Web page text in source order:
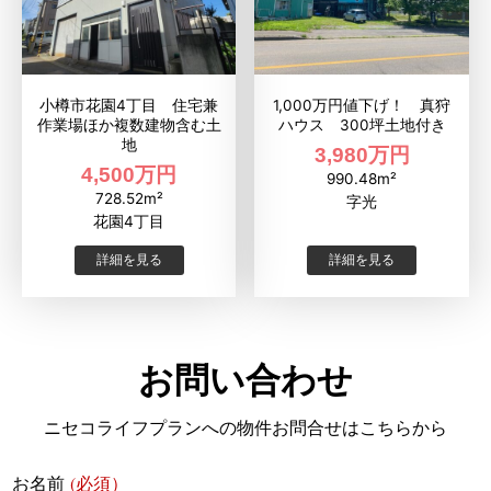
小樽市花園4丁目 住宅兼
作業場ほか複数建物含む土
地
4,500万円
728.52m²
花園4丁目
詳細を見る
1,000万円値下げ！ 真狩
ハウス 300坪土地付き
3,980万円
990.48m²
字光
詳細を見る
お問い合わせ
ニセコライフプランへの物件お問合せはこちらから
お名前(必須）